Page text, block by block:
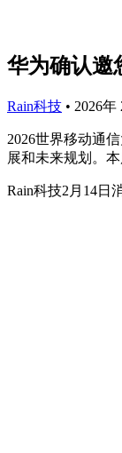
华为确认邀
Rain科技 • 2026年
2026世界移动通
展和未来规划。
Rain科技2月14日